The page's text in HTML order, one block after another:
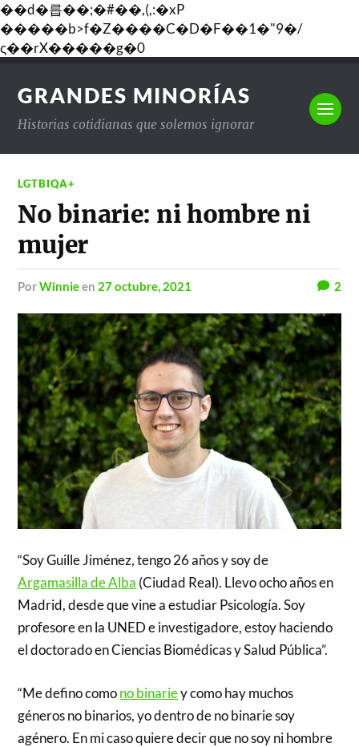
��d�릅��;�#��,(,:�xP
�����b>f�Z����C�D�F��1�"9�/
ς��rX�����g�0
GRANDES MINORÍAS
Historias cotidianas que solemos ignorar
LGTBIQA+
No binarie: ni hombre ni
mujer
porWinnieen 27 octubre, 2021 2
“Soy Guille Jiménez, tengo 26 años y soy de
Argamasilla de Alba (Ciudad Real). Llevo ocho años en
Madrid, desde que vine a estudiar Psicología. Soy
profesore en la UNED e investigadore, estoy haciendo
el doctorado en Ciencias Biomédicas y Salud Pública”.
“Me defino comono binariey como hay muchos
géneros no binarios, yo dentro de no binarie soy
agénero. En mi caso quiere decir que no soy ni hombre